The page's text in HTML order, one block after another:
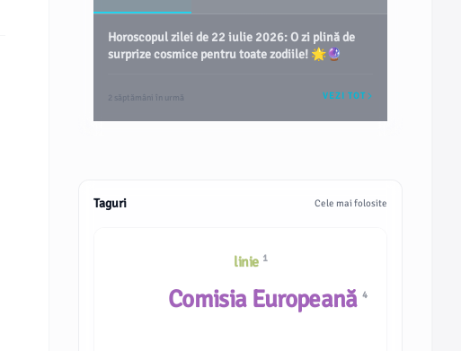
Horoscopul zilei de 22 iulie 2026: O zi plină de
surprize cosmice pentru toate zodiile! 🌟🔮
2 săptămâni în urmă VEZI TOT
Taguri Cele mai folosite
Comisia Europeană 4
linie 1